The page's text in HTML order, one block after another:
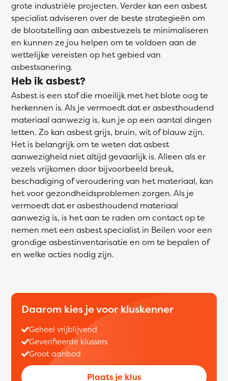
grote industriële projecten. Verder kan een asbest
specialist adviseren over de beste strategieën om
de blootstelling aan asbestvezels te minimaliseren
en kunnen ze jou helpen om te voldoen aan de
wettelijke vereisten op het gebied van
asbestsanering.
Heb ik asbest?
Asbest is een stof die moeilijk met het blote oog te
herkennen is. Als je vermoedt dat er asbesthoudend
materiaal aanwezig is, kun je op een aantal dingen
letten. Zo kan asbest grijs, bruin, wit of blauw zijn.
Het is belangrijk om te weten dat asbest
aanwezigheid niet altijd gevaarlijk is. Alleen als er
vezels vrijkomen door bijvoorbeeld breuk,
beschadiging of veroudering van het materiaal, kan
het voor gezondheidsproblemen zorgen. Als je
vermoedt dat er asbesthoudend materiaal
aanwezig is, is het aan te raden om contact op te
nemen met een asbest specialist in Beilen voor een
grondige asbestinventarisatie en om te bepalen of
en welke acties nodig zijn.
Daarom kies je voor kluskenner
Geheel vrijblijvend
Geverifieerde klussers
Groot aanbod
Plaats je klus